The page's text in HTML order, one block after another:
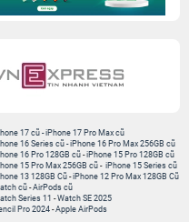
17 cũ-iPhone 17 Pro Max cũ
16 Series cũ- iPhone 16 Pro Max 256GB cũ
16 Pro 128GB cũ-iPhone 15 Pro 128GB cũ
15 Pro Max 256GB cũ- iPhone 15 Series cũ
13 128GB Cũ-iPhone 12 Pro Max 128GB Cũ
cũ-AirPods cũ
Series 11 -Watch SE 2025
Pro 2024-Apple AirPods